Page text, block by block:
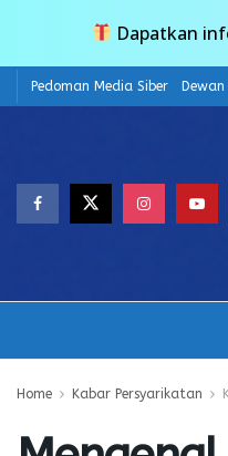
Dapatkan
Pedoman Media Siber Dewan
Home Kabar Persyarikatan